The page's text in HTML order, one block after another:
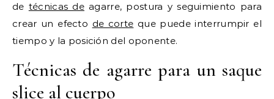
de técnicas de agarre, postura y seguimiento para
crear un efecto de corte que puede interrumpir el
tiempo y la posición del oponente.
Técnicas de agarre para un saque
slice al cuerpo